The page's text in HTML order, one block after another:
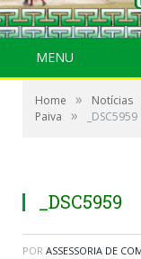
MENU
Home » Notícias
Paiva
» _DSC5959
_DSC5959
POR ASSESSORIA DE